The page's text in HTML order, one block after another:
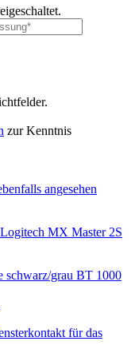
zur Kenntnis
angesehen
Logitech MX Master 2S